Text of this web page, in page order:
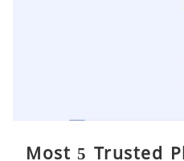
Most 5 Trusted